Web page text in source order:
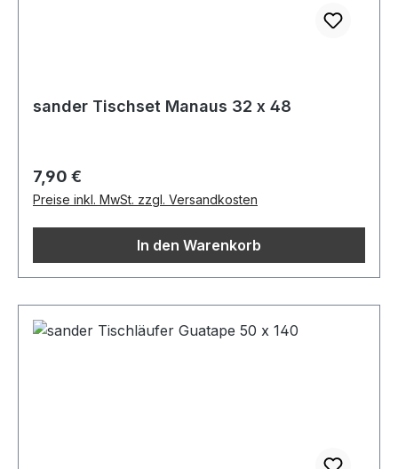
sander Tischset Manaus 32 x 48
Regulärer Preis:
7,90 €
Preise inkl. MwSt. zzgl. Versandkosten
In den Warenkorb